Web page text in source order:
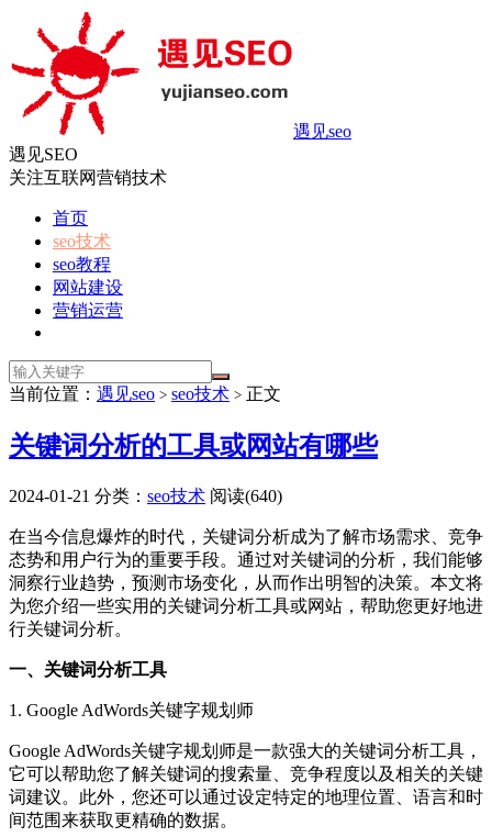
遇见seo
遇见SEO
关注互联网营销技术
首页
seo技术
seo教程
网站建设
营销运营
当前位置： 遇见seo > seo技术 > 正文
关键词分析的工具或网站有哪些
2024-01-21 分类： seo技术 阅读(640)
在当今信息爆炸的时代，关键词分析成为了解市场需求、竞争
态势和用户行为的重要手段。通过对关键词的分析，我们能够
洞察行业趋势，预测市场变化，从而作出明智的决策。本文将
为您介绍一些实用的关键词分析工具或网站，帮助您更好地进
行关键词分析。
一、关键词分析工具
1. Google AdWords关键字规划师
Google AdWords关键字规划师是一款强大的关键词分析工具，
它可以帮助您了解关键词的搜索量、竞争程度以及相关的关键
词建议。此外，您还可以通过设定特定的地理位置、语言和时
间范围来获取更精确的数据。